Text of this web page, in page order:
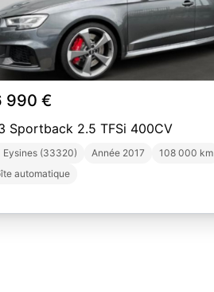
990 €
Sportback 2.5 TFSi 400CV
Eysines (33320) Année 2017 108 000 km
automatique